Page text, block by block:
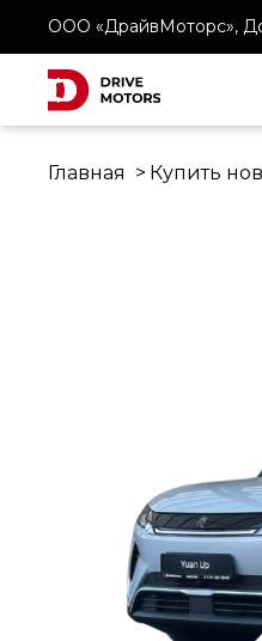
ООО «ДрайвМоторс»,
Главная Купить